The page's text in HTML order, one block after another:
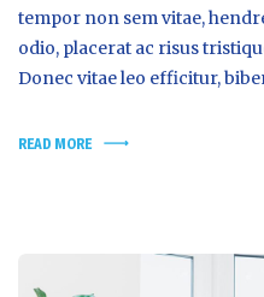
tempor non sem vitae,
odio, placerat ac risus
Donec vitae leo efficitur,
READ MORE